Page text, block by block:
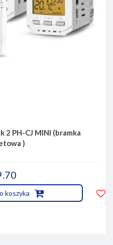
2 PH-CJ MINI (bramka
)
koszyka